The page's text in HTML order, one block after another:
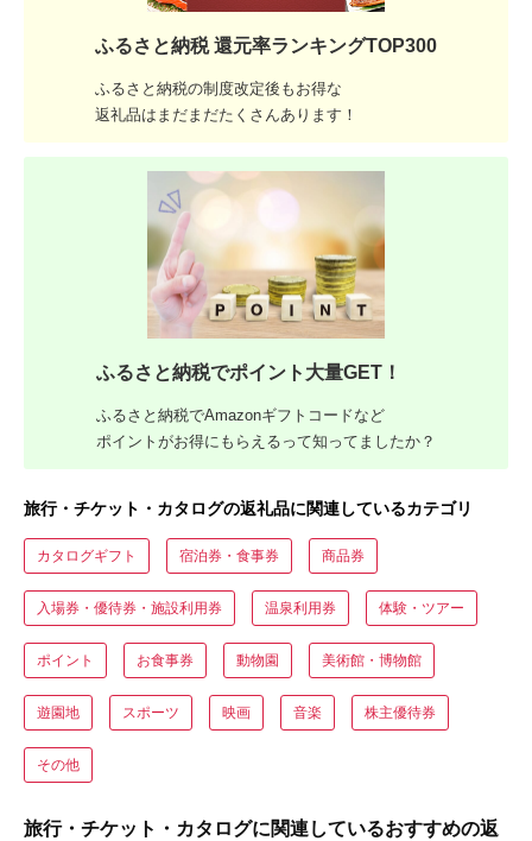
ふるさと納税 還元率ランキングTOP300
ふるさと納税の制度改定後もお得な
返礼品はまだまだたくさんあります！
ふるさと納税でポイント大量GET！
ふるさと納税でAmazonギフトコードなど
ポイントがお得にもらえるって知ってましたか？
旅行・チケット・カタログの返礼品に関連しているカテゴリ
カタログギフト 宿泊券・食事券 商品券
入場券・優待券・施設利用券 温泉利用券 体験・ツアー
ポイント お食事券 動物園 美術館・博物館
遊園地 スポーツ 映画 音楽 株主優待券
その他
旅行・チケット・カタログに関連しているおすすめの返